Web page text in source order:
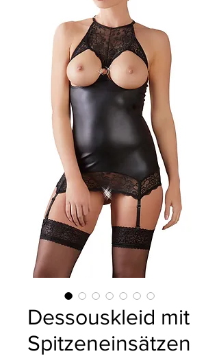
Dessouskleid mit
Spitzeneinsätzen